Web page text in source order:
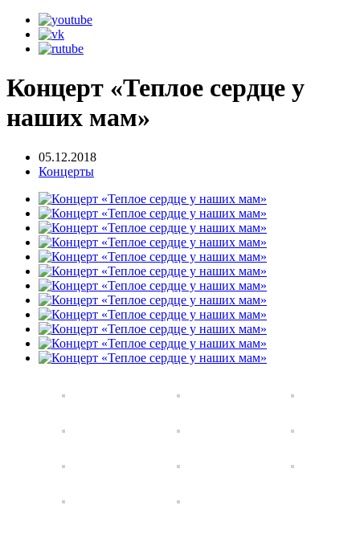
Концерт «Теплое сердце у
наших мам»
05.12.2018
Концерты